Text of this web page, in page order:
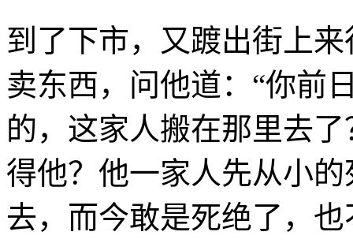
到了下市，又踱出街上
卖东西，问他道：“你前
的，这家人搬在那里去
得他？他一家人先从小
去，而今敢是死绝了，